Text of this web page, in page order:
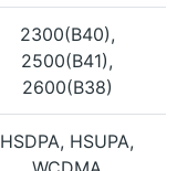
2300(B40),
2500(B41),
2600(B38)
HSDPA, HSUPA,